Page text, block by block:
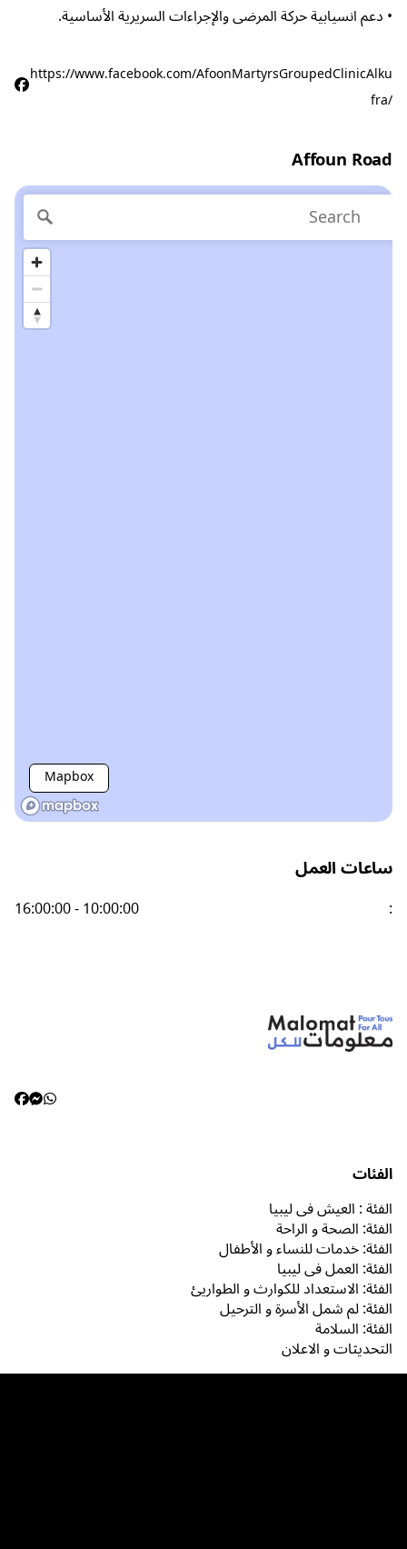
• دعم انسيابية حركة المرضى والإجراءات السريرية الأساسية.
https://www.facebook.com/AfoonMartyrsGroupedClinicAlku
fra/
Affoun Road
Mapbox
ساعات العمل
:
16:00:00 - 10:00:00
الفئات
الفئة : العيش في ليبيا
الفئة: الصحة و الراحة
الفئة: خدمات للنساء و الأطفال
الفئة: العمل في ليبيا
الفئة: الاستعداد للكوارث و الطواريئ
الفئة: لم شمل الأسرة و الترحيل
الفئة: السلامة
التحديثات و الاعلان